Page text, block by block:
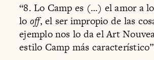
“8. Lo Camp es (…) el amor a
lo off, el ser impropio de las
ejemplo nos lo da el Art
estilo Camp más